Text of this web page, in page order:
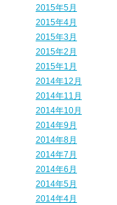
2015年5月
2015年4月
2015年3月
2015年2月
2015年1月
2014年12月
2014年11月
2014年10月
2014年9月
2014年8月
2014年7月
2014年6月
2014年5月
2014年4月